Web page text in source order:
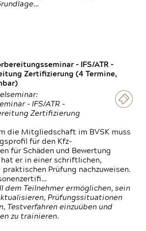
- IFS/ATR -
Zertifizierung (4 Termine,
- IFS/ATR -
Zertifizierung
die Mitgliedschaft im BVSK muss
für den Kfz-
für Schäden und Bewertung
er in einer schriftlichen,
praktischen Prüfung nachzuweisen.
dem Teilnehmer ermöglichen, sein
Prüfungssituationen
Testverfahren einzuüben und
zu trainieren.